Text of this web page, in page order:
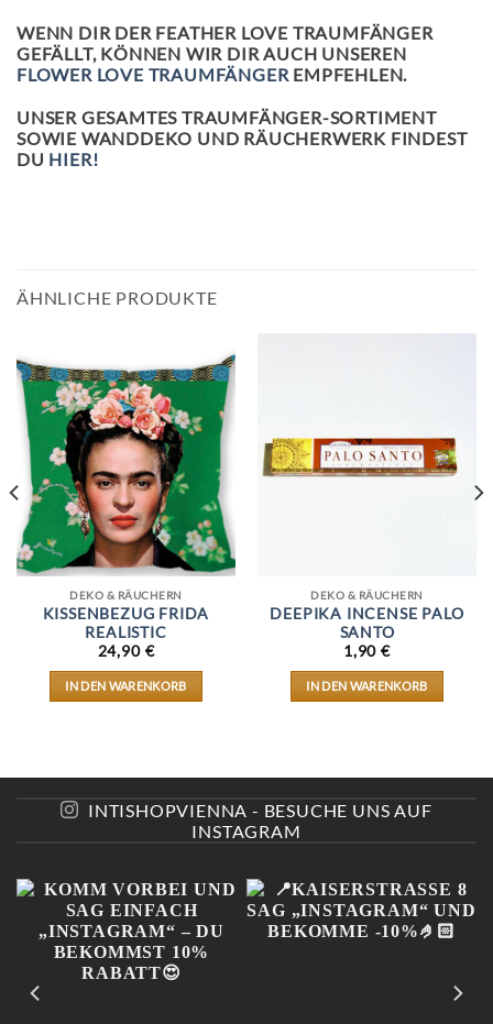
WENN DIR DER FEATHER LOVE TRAUMFÄNGER
GEFÄLLT, KÖNNEN WIR DIR AUCH UNSEREN
FLOWER LOVE TRAUMFÄNGER EMPFEHLEN.
UNSER GESAMTES TRAUMFÄNGER-SORTIMENT
SOWIE WANDDEKO UND RÄUCHERWERK FINDEST
DU HIER!
ÄHNLICHE PRODUKTE
DEKO & RÄUCHERN
KISSENBEZUG FRIDA
REALISTIC
24,90 €
IN DEN WARENKORB
DEKO & RÄUCHERN
DEEPIKA INCENSE PALO
SANTO
1,90€
IN DEN WARENKORB
INTISHOPVIENNA - BESUCHE UNS AUF
INSTAGRAM